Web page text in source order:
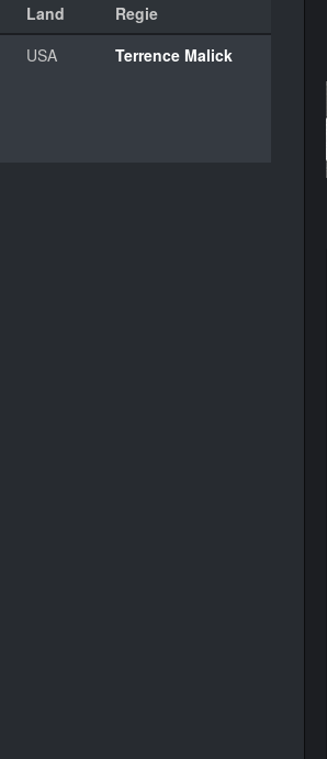
Land Regie
USA Terrence Malick